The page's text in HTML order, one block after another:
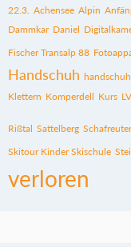
22.3. Achensee Alpin
Dammkar Daniel
Fischer Transalp 88
Handschuh
Klettern Komperdell Kurs
Rißtal Sattelberg Schafreuter
Skitour Kinder Skischule
verloren